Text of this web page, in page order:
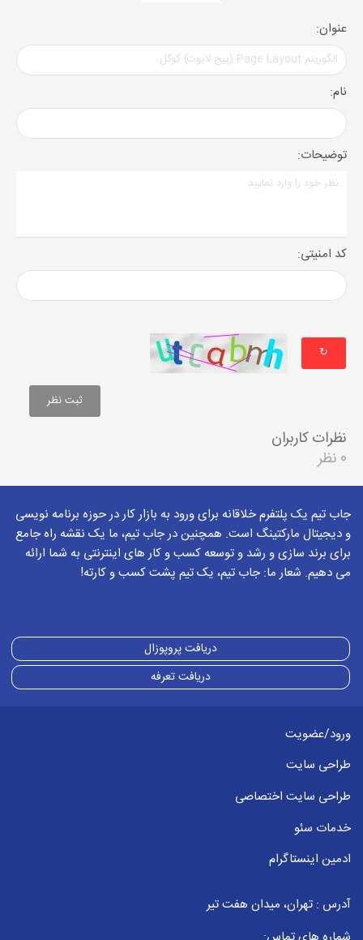
عنوان:
نام:
توضیحات:
کد امنیتی:
↻
نظرات کاربران
0 نظر
جاب تیم یک پلتفرم خلاقانه برای ورود به بازار کار در حوزه برنامه نویسی
و دیجیتال مارکتینگ است. همچنین در جاب تیم، ما یک نقشه راه جامع
برای برند سازی و رشد و توسعه کسب و کار های اینترنتی به شما ارائه
می دهیم. شعار ما: جاب تیم، یک تیم پشت کسب و کارته!
دریافت پروپوزال
دریافت تعرفه
ورود/عضویت
طراحی سایت
طراحی سایت اختصاصی
خدمات سئو
ادمین اینستاگرام
آدرس : تهران، میدان هفت تیر